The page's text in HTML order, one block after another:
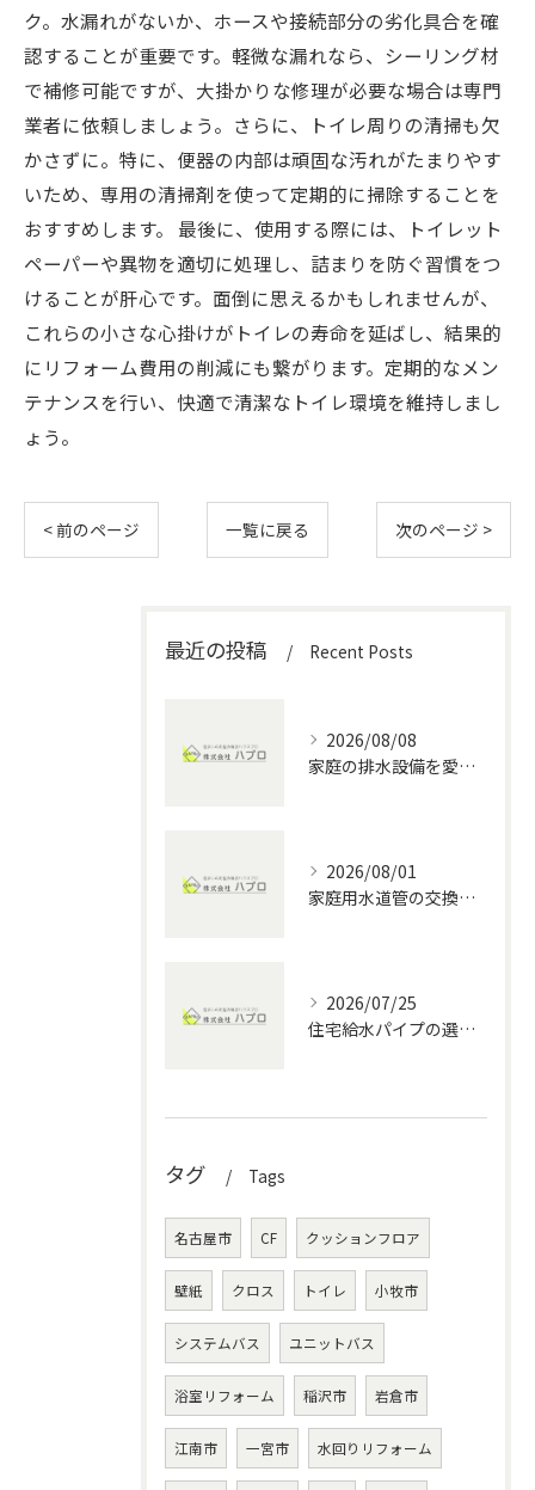
ク。水漏れがないか、ホースや接続部分の劣化具合を確
認することが重要です。軽微な漏れなら、シーリング材
で補修可能ですが、大掛かりな修理が必要な場合は専門
業者に依頼しましょう。さらに、トイレ周りの清掃も欠
かさずに。特に、便器の内部は頑固な汚れがたまりやす
いため、専用の清掃剤を使って定期的に掃除することを
おすすめします。 最後に、使用する際には、トイレット
ペーパーや異物を適切に処理し、詰まりを防ぐ習慣をつ
けることが肝心です。面倒に思えるかもしれませんが、
これらの小さな心掛けがトイレの寿命を延ばし、結果的
にリフォーム費用の削減にも繋がります。定期的なメン
テナンスを行い、快適で清潔なトイレ環境を維持しまし
ょう。
< 前のページ 一覧に戻る 次のページ >
最近の投稿 Recent Posts
2026/08/08
家庭の排水設備を愛知県で安全に管理する水回りメンテナンス徹底ガイド
2026/08/01
家庭用水道管の交換方法と水回りメンテナンスの費用・DIYポイント徹底解説
2026/07/25
住宅給水パイプの選び方と愛知県の水回りメンテナンス完全ガイド
タグ Tags
名古屋市 CF クッションフロア
壁紙 クロス トイレ 小牧市
システムバス ユニットバス
浴室リフォーム 稲沢市 岩倉市
江南市 一宮市 水回りリフォーム